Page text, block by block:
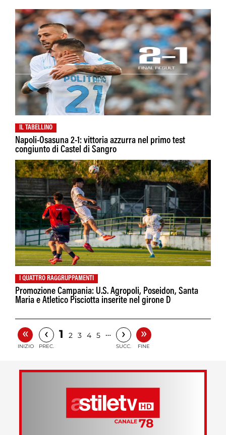
IL TABELLINO
Napoli-Osasuna 2-1: vittoria azzurra nel primo test
congiunto di Castel di Sangro
I QUATTRO RAGGRUPPAMENTI
Promozione Campania: U.S. Agropoli, Poseidon, Santa
Maria e Atletico Pisciotta inserite nel girone D
«
INIZIO
‹
PREC.
1 2 3 4 5 … ›
SUCC.
»
FINE